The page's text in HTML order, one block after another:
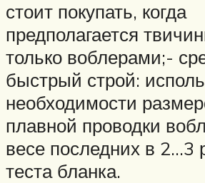
стоит покупать, когда
предполагается
только воблерами;-
быстрый строй:
необходимости
плавной проводки
весе последних в 2…3
теста бланка.